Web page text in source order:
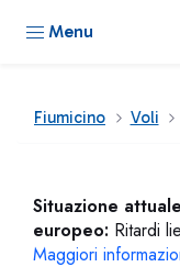
Menu
Fiumicino Voli
Situazione
europeo: Ritardi
Maggiori